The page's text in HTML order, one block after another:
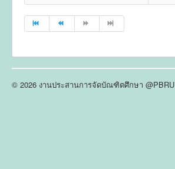
© 2026 งานประสานการจัดบัณฑิตศึกษา @PBRU